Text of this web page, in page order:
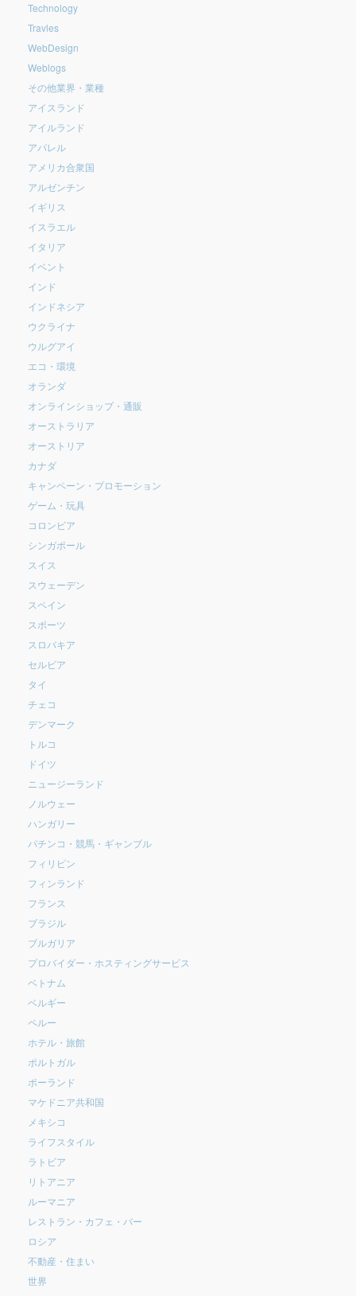
Technology
Travles
WebDesign
Weblogs
その他業界・業種
アイスランド
アイルランド
アパレル
アメリカ合衆国
アルゼンチン
イギリス
イスラエル
イタリア
イベント
インド
インドネシア
ウクライナ
ウルグアイ
エコ・環境
オランダ
オンラインショップ・通販
オーストラリア
オーストリア
カナダ
キャンペーン・プロモーション
ゲーム・玩具
コロンビア
シンガポール
スイス
スウェーデン
スペイン
スポーツ
スロバキア
セルビア
タイ
チェコ
デンマーク
トルコ
ドイツ
ニュージーランド
ノルウェー
ハンガリー
パチンコ・競馬・ギャンブル
フィリピン
フィンランド
フランス
ブラジル
ブルガリア
プロバイダー・ホスティングサービス
ベトナム
ベルギー
ペルー
ホテル・旅館
ポルトガル
ポーランド
マケドニア共和国
メキシコ
ライフスタイル
ラトビア
リトアニア
ルーマニア
レストラン・カフェ・バー
ロシア
不動産・住まい
世界